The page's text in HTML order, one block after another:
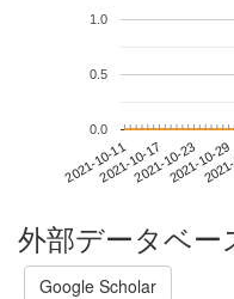
2021-10-112021-10-172021-10-232021-10-29
0.0
0.5
1.0
外部データベー
Google Scholar